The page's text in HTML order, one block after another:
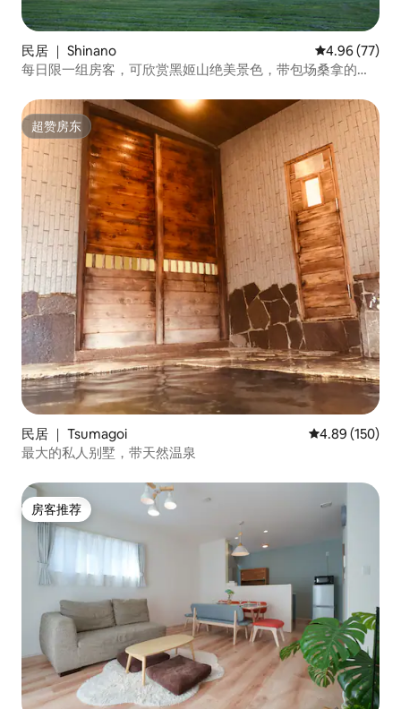
民居 ｜ Shinano 平均评分
4.96 (77)
每日限一组房客，可欣赏黑姬山绝美景色，带包场桑拿的独
超赞房东
超赞房东
民居 ｜ Tsumagoi 平均评分 4.89
4.89 (150)
最大的私人别墅，带天然温泉
房客推荐
房客推荐